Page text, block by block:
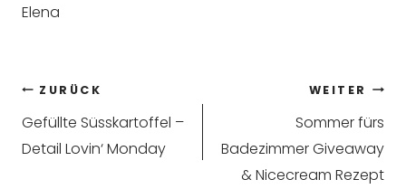
Elena
Beitragsnavigation
ZURÜCK
Gefüllte Süsskartoffel –
Detail Lovin‘ Monday
WEITER
Sommer fürs
Badezimmer Giveaway
& Nicecream Rezept